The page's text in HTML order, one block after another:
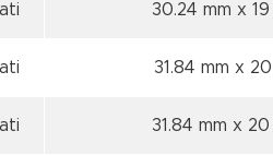
30.24 mm x
31.84 mm x
31.84 mm x